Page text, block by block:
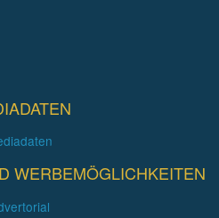
WERBEMÖGLICHKEITEN